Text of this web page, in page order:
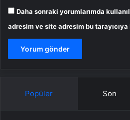
Daha sonraki yorumlarımda
adresim ve site adresim bu
Popüler Son